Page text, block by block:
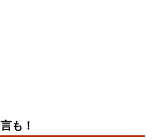
も！